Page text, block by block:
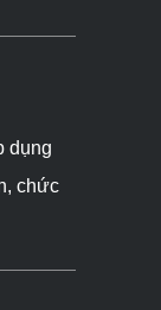
dụng
chức